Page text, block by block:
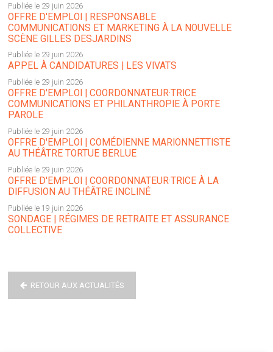
Publiée le 29 juin 2026
OFFRE D'EMPLOI | RESPONSABLE
COMMUNICATIONS ET MARKETING À LA NOUVELLE
SCÈNE GILLES DESJARDINS
Publiée le 29 juin 2026
APPEL À CANDIDATURES | LES VIVATS
Publiée le 29 juin 2026
OFFRE D'EMPLOI | COORDONNATEUR·TRICE
COMMUNICATIONS ET PHILANTHROPIE À PORTE
PAROLE
Publiée le 29 juin 2026
OFFRE D'EMPLOI | COMÉDIENNE MARIONNETTISTE
AU THÉÂTRE TORTUE BERLUE
Publiée le 29 juin 2026
OFFRE D'EMPLOI | COORDONNATEUR·TRICE À LA
DIFFUSION AU THÉÂTRE INCLINÉ
Publiée le 19 juin 2026
SONDAGE | RÉGIMES DE RETRAITE ET ASSURANCE
COLLECTIVE
RETOUR AUX ACTUALITÉS